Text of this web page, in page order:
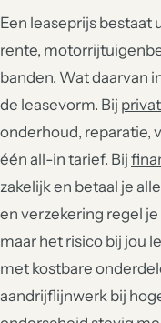
Een leaseprijs
rente,
banden. Wat daarvan
de leasevorm. Bij
onderhoud, reparatie,
één all-in tarief. Bij
zakelijk en betaal je
en verzekering regel
maar het risico bij jou
met kostbare
aandrijflijnwerk bij